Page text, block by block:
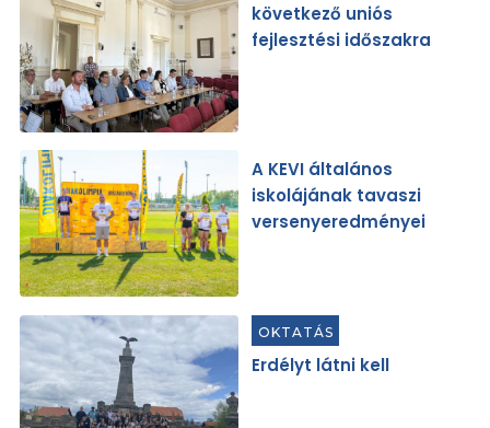
következő uniós
fejlesztési időszakra
A KEVI általános
iskolájának tavaszi
versenyeredményei
OKTATÁS
Erdélyt látni kell